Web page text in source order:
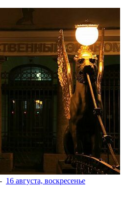
- 16 августа, воскресенье